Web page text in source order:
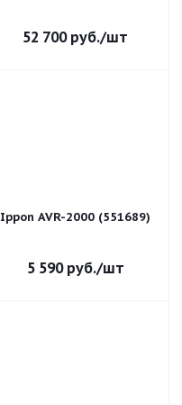
52 700руб./шт
Ippon AVR-2000 (551689)
5 590руб./шт